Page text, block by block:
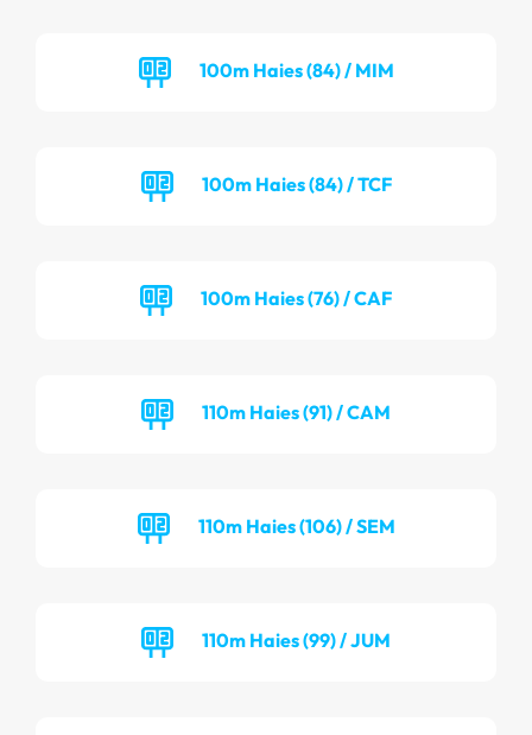
100m Haies (84) / MIM
100m Haies (84) / TCF
100m Haies (76) / CAF
110m Haies (91) / CAM
110m Haies (106) / SEM
110m Haies (99) / JUM